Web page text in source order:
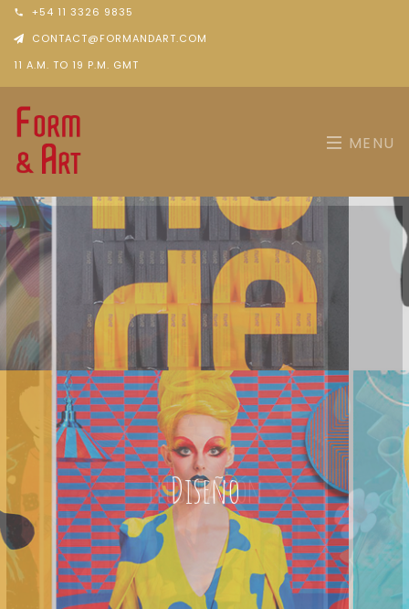
+54 11 3326 9835
CONTACT@FORMANDART.COM
11 A.M. TO 19 P.M. GMT
MENU
Ilustración